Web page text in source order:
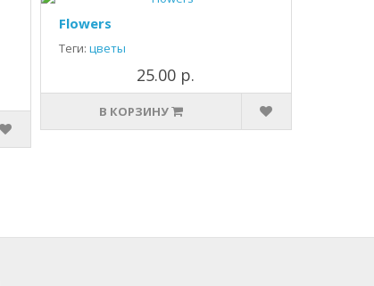
Flowers
Теги: цветы
25.00 р.
В КОРЗИНУ